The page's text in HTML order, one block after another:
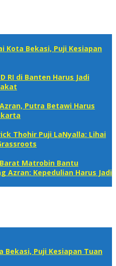
Kota Bekasi, Puji Kesiapan
RI di Banten Harus Jadi
Putra Betawi Harus
Thohir Puji LaNyalla: Lihai
Barat Matrobin Bantu
Azran: Kepedulian Harus Jadi
Bekasi, Puji Kesiapan Tuan